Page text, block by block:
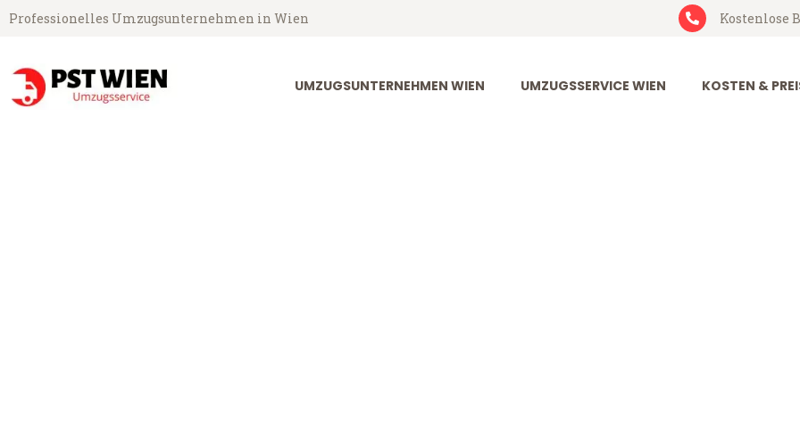
Professionelles Umzugsunternehmen in Wien Kostenlose
UMZUGSUNTERNEHMEN WIEN UMZUGSSERVICE WIEN KOSTEN &